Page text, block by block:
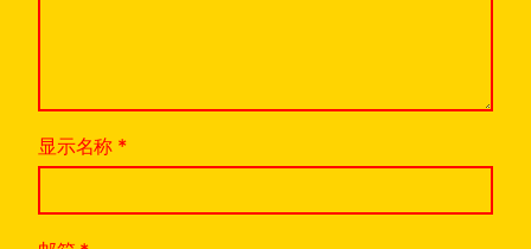
显示名称 *